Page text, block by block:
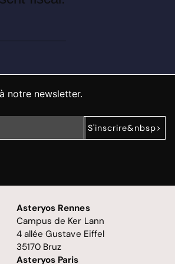
notre newsletter.
S'inscrire&nbsp>
Asteryos Rennes
Campus de Ker Lann
4 allée Gustave Eiffel
35170 Bruz
Asteryos Paris